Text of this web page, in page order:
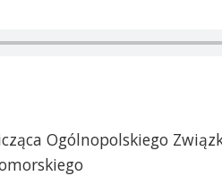
Ogólnopolskiego